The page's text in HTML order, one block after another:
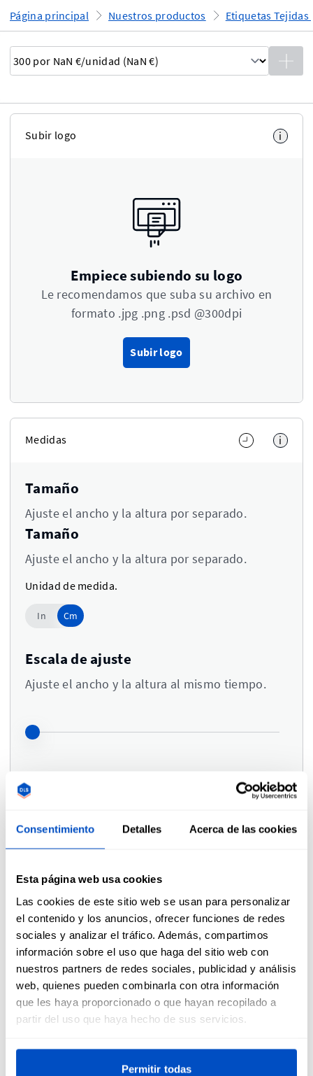
Consentimiento Detalles Acerca de las cookies
Esta página web usa cookies
Las cookies de este sitio web se usan para personalizar
el contenido y los anuncios, ofrecer funciones de redes
sociales y analizar el tráfico. Además, compartimos
información sobre el uso que haga del sitio web con
nuestros partners de redes sociales, publicidad y análisis
web, quienes pueden combinarla con otra información
que les haya proporcionado o que hayan recopilado a
partir del uso que haya hecho de sus servicios.
Permitir todas
Página principal Nuestros productos Etiquetas Tejidas
Subir logo i
Empiece subiendo su logo
Le recomendamos que suba su archivo en
formato .jpg .png .psd @300dpi
Subir logo
Medidas i
Tamaño
Ajuste el ancho y la altura por separado.
Tamaño
Ajuste el ancho y la altura por separado.
Unidad de medida.
In Cm
Use setting
Cm
Escala de ajuste
Ajuste el ancho y la altura al mismo tiempo.
Comentarios
Por favor déjenos aquí sus comentarios o preguntas.